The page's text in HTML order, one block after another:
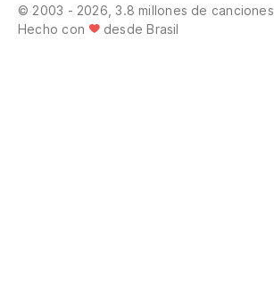
© 2003 - 2026, 3.8 millones de canciones
Hecho con
desde Brasil